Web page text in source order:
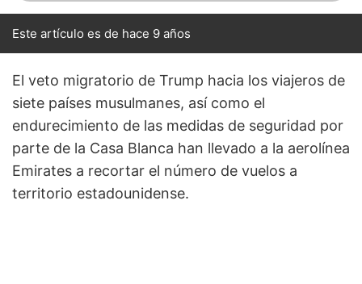
Este artículo es de hace 9 años
El veto migratorio de Trump hacia los viajeros de
siete países musulmanes, así como el
endurecimiento de las medidas de seguridad por
parte de la Casa Blanca han llevado a la aerolínea
Emirates a recortar el número de vuelos a
territorio estadounidense.